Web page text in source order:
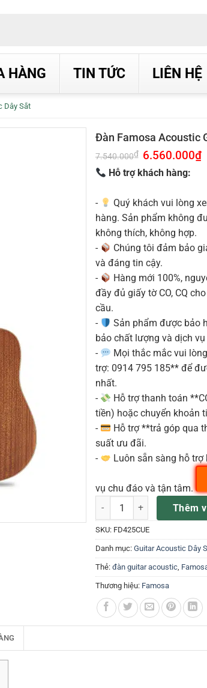
HÀNG TIN TỨC LIÊN HỆ
Dây Sắt
Đàn Famosa Acoustic
7.540.000₫ Giá
gốc
là:
7.540.000₫.
6.560.000₫
Hỗ trợ khách hàng:
-
Quý khách vui lòng
hàng. Sản phẩm không
không thích, không hợp.
-
Chúng tôi đảm bảo
và đáng tin cậy.
-
Hàng mới 100%,
đầy đủ giấy tờ CO, CQ
cầu.
-
Sản phẩm được bảo
bảo chất lượng và dịch
-
Mọi thắc mắc vui
trợ: 0914 795 185** để
nhất.
-
Hỗ trợ thanh toán
tiền) hoặc chuyển khoản
-
Hỗ trợ **trả góp qua
suất ưu đãi.
-
Luôn sẵn sàng hỗ
vụ chu đáo và tận tâm.
Đàn Famosa Acoustic Guitar
Thêm
SKU: FD425CUE
Danh mục: Guitar Acoustic Dây
Thẻ: đàn guitar acoustic,
Thương hiệu: Famosa